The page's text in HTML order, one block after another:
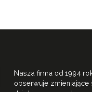
Nasza firma od 1994
obserwuje zmieniające